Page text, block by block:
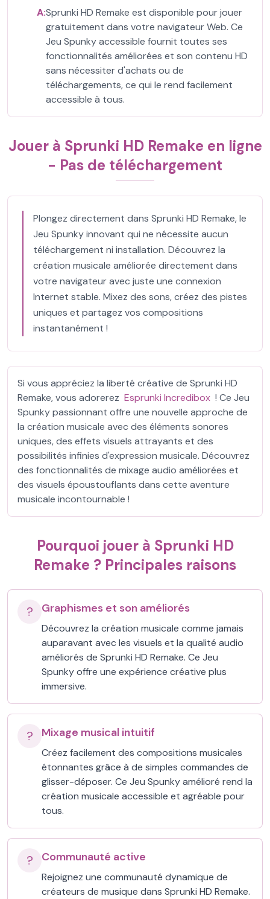
A:Sprunki HD Remake est disponible pour jouer
gratuitement dans votre navigateur Web. Ce
Jeu Spunky accessible fournit toutes ses
fonctionnalités améliorées et son contenu HD
sans nécessiter d'achats ou de
téléchargements, ce qui le rend facilement
accessible à tous.
Jouer à Sprunki HD Remake en ligne
- Pas de téléchargement
Plongez directement dans Sprunki HD Remake, le
Jeu Spunky innovant qui ne nécessite aucun
téléchargement ni installation. Découvrez la
création musicale améliorée directement dans
votre navigateur avec juste une connexion
Internet stable. Mixez des sons, créez des pistes
uniques et partagez vos compositions
instantanément !
Si vous appréciez la liberté créative de Sprunki HD
Remake, vous adorerez Esprunki Incredibox ! Ce Jeu
Spunky passionnant offre une nouvelle approche de
la création musicale avec des éléments sonores
uniques, des effets visuels attrayants et des
possibilités infinies d'expression musicale. Découvrez
des fonctionnalités de mixage audio améliorées et
des visuels époustouflants dans cette aventure
musicale incontournable !
Pourquoi jouer à Sprunki HD
Remake ? Principales raisons
? Graphismes et son améliorés
Découvrez la création musicale comme jamais
auparavant avec les visuels et la qualité audio
améliorés de Sprunki HD Remake. Ce Jeu
Spunky offre une expérience créative plus
immersive.
? Mixage musical intuitif
Créez facilement des compositions musicales
étonnantes grâce à de simples commandes de
glisser-déposer. Ce Jeu Spunky amélioré rend la
création musicale accessible et agréable pour
tous.
? Communauté active
Rejoignez une communauté dynamique de
créateurs de musique dans Sprunki HD Remake.